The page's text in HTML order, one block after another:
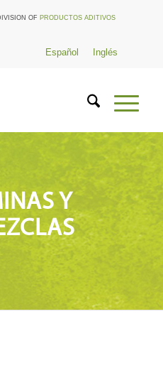
OF PRODUCTOS ADITIVOS
Español Inglés
Y